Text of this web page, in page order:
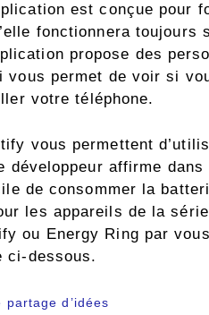
est conçue pour
fonctionnera
propose des
vous permet de voir si
votre téléphone.
vous permettent
développeur affirme
de consommer la
les appareils de la
ou Energy Ring par
ci-dessous.
d’idées